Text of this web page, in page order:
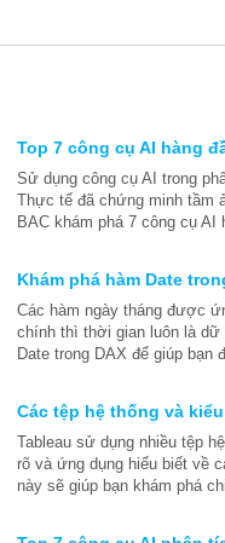
Top 7 công cụ AI hàng
Sử dụng công cụ AI trong
Thực tế đã chứng minh tầm
BAC khám phá 7 công cụ AI
Khám phá hàm Date
Các hàm ngày tháng được
chính thì thời gian luôn là dữ
Date trong DAX để giúp bạn
Các tệp hệ thống và
Tableau sử dụng nhiều tệp
rõ và ứng dụng hiểu biết về
này sẽ giúp bạn khám phá